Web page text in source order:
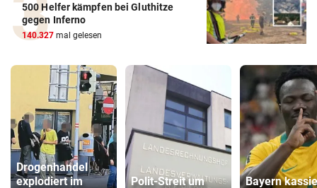
500 Helfer kämpfen bei Gluthitze
gegen Inferno
140.327 mal gelesen
Drogenhandel
explodiert im
Polit-Streit um
Bayern